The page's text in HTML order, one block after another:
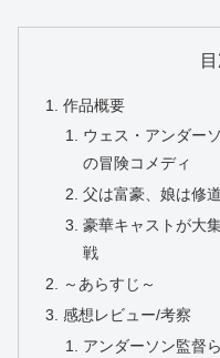
作品概要
ウェス・アンダー
の冒険コメディ
父は富豪、娘は修
豪華キャストが大
戦
～あらすじ～
感想レビュー/考察
アンダーソン監督